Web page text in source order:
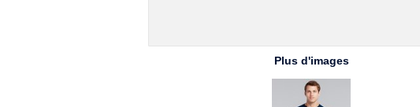
Plus d'images